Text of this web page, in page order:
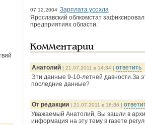
07.12.2004 Зарплата усохла
Ярославский облкомстат
предприятиях области.
Комментарии
Анатолий| 21.07.2011 в 14:34 | ответить
Эти данные 9-10-летней давности.За
последние данные?
От редакции| 21.07.2011 в 18:36 |
Уважаемый Анатолий, Вы зашли в
информация на эту тему в газете